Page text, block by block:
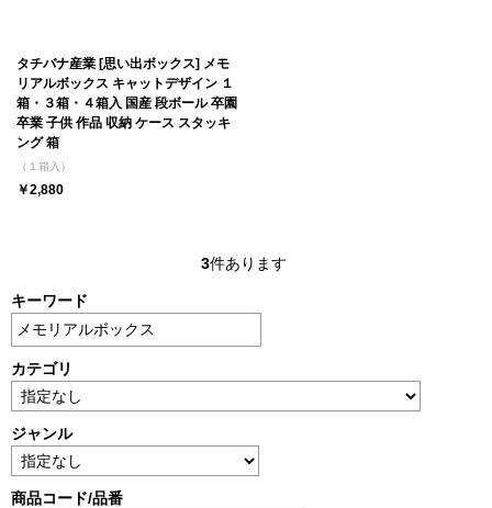
タチバナ産業 [思い出ボックス] メモ
リアルボックス キャットデザイン １
箱・３箱・４箱入 国産 段ボール 卒園
卒業 子供 作品 収納 ケース スタッキ
ング 箱
（１箱入）
￥2,880
3件あります
キーワード
カテゴリ
ジャンル
商品コード/品番